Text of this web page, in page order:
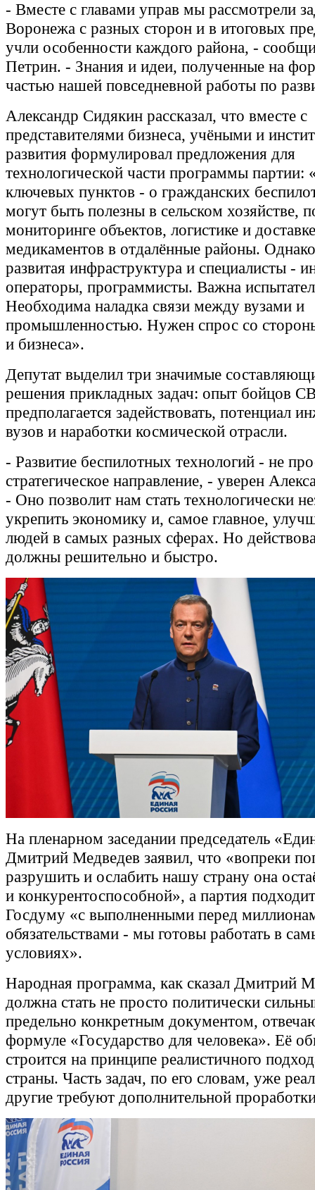
- Вместе с главами управ мы рассмотрели
Воронежа с разных сторон и в итоговых
учли особенности каждого района, -
Петрин. - Знания и идеи, полученные на
частью нашей повседневной работы по
Александр Сидякин рассказал, что вместе с
представителями бизнеса, учёными и
развития формулировал предложения для
технологической части программы партии:
ключевых пунктов - о гражданских
могут быть полезны в сельском хозяйстве,
мониторинге объектов, логистике и доставке
медикаментов в отдалённые районы.
развитая инфраструктура и специалисты -
операторы, программисты. Важна
Необходима наладка связи между вузами и
промышленностью. Нужен спрос со
и бизнеса».
Депутат выделил три значимые
решения прикладных задач: опыт бойцов
предполагается задействовать, потенциал
вузов и наработки космической отрасли.
- Развитие беспилотных технологий - не
стратегическое направление, - уверен
- Оно позволит нам стать технологически
укрепить экономику и, самое главное,
людей в самых разных сферах. Но
должны решительно и быстро.
На пленарном заседании председатель
Дмитрий Медведев заявил, что «вопреки
разрушить и ослабить нашу страну она
и конкурентоспособной», а партия
Госдуму «с выполненными перед
обязательствами - мы готовы работать в
условиях».
Народная программа, как сказал Дмитрий
должна стать не просто политически
предельно конкретным документом,
формуле «Государство для человека». Её
строится на принципе реалистичного
страны. Часть задач, по его словам, уже
другие требуют дополнительной